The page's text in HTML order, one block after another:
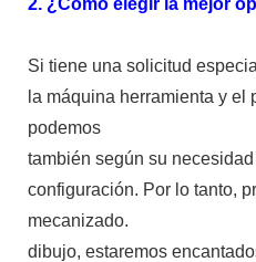
Si tiene una solicitud
la máquina herramienta y el
podemos
también según su
configuración. Por lo tanto,
mecanizado.
dibujo, estaremos